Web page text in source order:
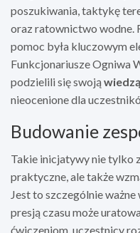
poszukiwania, taktykę
oraz ratownictwo wodne.
pomoc była kluczowym
Funkcjonariusze Ogniwa
podzielili się swoją
nieocenione dla
Budowanie
Takie inicjatywy nie tylko
praktyczne, ale także
Jest to szczególnie
presją czasu może
ćwiczeniom, uczestnicy